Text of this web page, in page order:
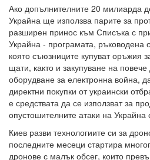
Ако допълнителните 20 милиарда
Украйна ще използва парите за
разширен принос към Списъка с
Украйна - програмата, ръководена
която съюзниците купуват оръжия
щати, както и закупуване на
оборудване за електронна война,
директни покупки от украински
е средствата да се използват за
опустошителните атаки на
Киев разви технологиите си за
последните месеци стартира
дронове с малък обсег, които